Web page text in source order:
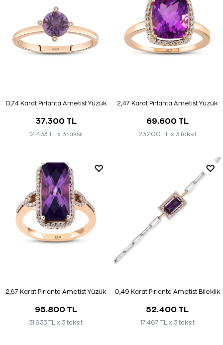
0,74 Karat Pırlanta Ametist Yüzük
37.300 TL
12.433 TL x 3 taksit
2,47 Karat Pırlanta Ametist Yüzük
69.600 TL
23.200 TL x 3 taksit
2,67 Karat Pırlanta Ametist Yüzük
95.800 TL
31.933 TL x 3 taksit
0,49 Karat Pırlanta Ametist Bileklik
52.400 TL
17.467 TL x 3 taksit